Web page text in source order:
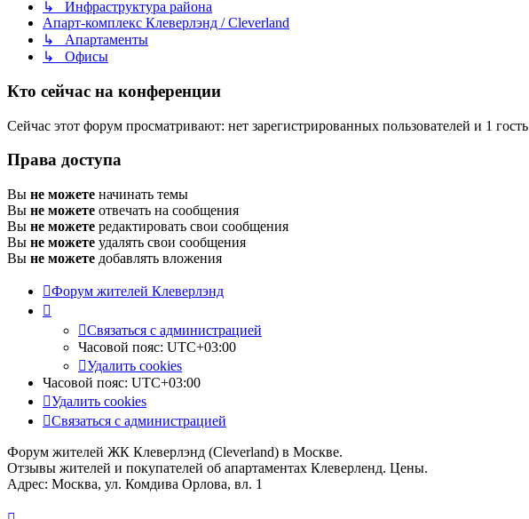
↳ Инфраструктура района
Апарт-комплекс Клеверлэнд / Cleverland
↳ Апартаменты
↳ Офисы
Кто сейчас на конференции
Сейчас этот форум просматривают: нет зарегистрированных пользователей и 1 гость
Права доступа
Вы не можете начинать темы
Вы не можете отвечать на сообщения
Вы не можете редактировать свои сообщения
Вы не можете удалять свои сообщения
Вы не можете добавлять вложения
Форум жителей Клеверлэнд
Связаться с администрацией
Часовой пояс: UTC+03:00
Удалить cookies
Часовой пояс: UTC+03:00
Удалить cookies
Связаться с администрацией
Форум жителей ЖК Клеверлэнд (Cleverland) в Москве.
Отзывы жителей и покупателей об апартаментах Клеверленд. Цены.
Адрес: Москва, ул. Комдива Орлова, вл. 1